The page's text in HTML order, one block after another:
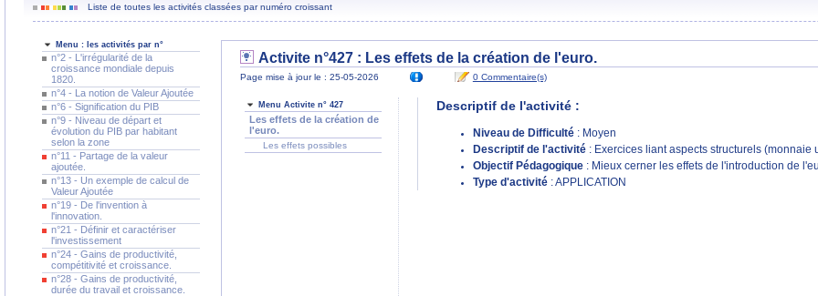
Liste de toutes les activités classées par numéro croissant
Menu : les activités par n°
n°2 - L'irrégularité de la
croissance mondiale depuis
1820.
n°4 - La notion de Valeur Ajoutée
n°6 - Signification du PIB
n°9 - Niveau de départ et
évolution du PIB par habitant
selon la zone
n°11 - Partage de la valeur
ajoutée.
n°13 - Un exemple de calcul de
Valeur Ajoutée
n°19 - De l'invention à
l'innovation.
n°21 - Définir et caractériser
l'investissement
n°24 - Gains de productivité,
compétitivité et croissance.
n°28 - Gains de productivité,
durée du travail et croissance.
Activite n°427 : Les effets de la création de l'euro.
Page mise à jour le : 25-05-2026 0 Commentaire(s)
Menu Activite n° 427
Les effets de la création de
l'euro.
Les effets possibles
Descriptif de l'activité :
Niveau de Difficulté : Moyen
Descriptif de l'activité : Exercices liant aspects structurels (monnaie
Objectif Pédagogique: Mieux cerner les effets de l'introduction de
Type d'activité : APPLICATION